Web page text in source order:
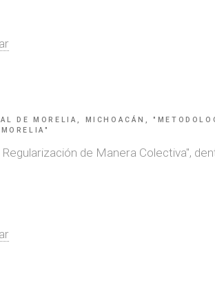
DE MORELIA, MICHOACÁN,
de Manera Colectiva",